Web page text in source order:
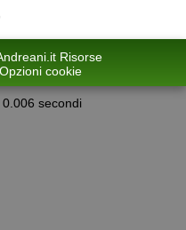
Risorse
Opzioni cookie
secondi